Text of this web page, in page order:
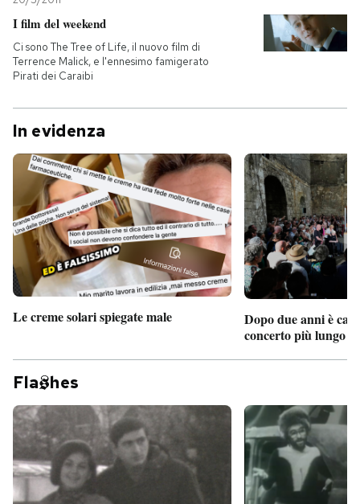
I film del weekend
Ci sono The Tree of Life, il nuovo film di
Terrence Malick, e l'ennesimo famigerato
Pirati dei Caraibi
In evidenza
Le creme solari spiegate male
Dopo due anni è
concerto più lungo
Fla hes